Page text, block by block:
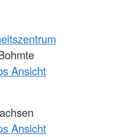
Ansicht
Ansicht